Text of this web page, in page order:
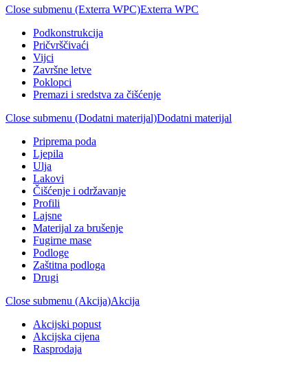
Close submenu (Exterra WPC)Exterra WPC
Podkonstrukcija
Pričvrščivaći
Vijci
Završne letve
Poklopci
Premazi i sredstva za čišćenje
Close submenu (Dodatni materijal)Dodatni materijal
Priprema poda
Ljepila
Ulja
Lakovi
Čišćenje i održavanje
Profili
Lajsne
Materijal za brušenje
Fugirne mase
Podloge
Zaštitna podloga
Drugi
Close submenu (Akcija)Akcija
Akcijski popust
Akcijska cijena
Rasprodaja